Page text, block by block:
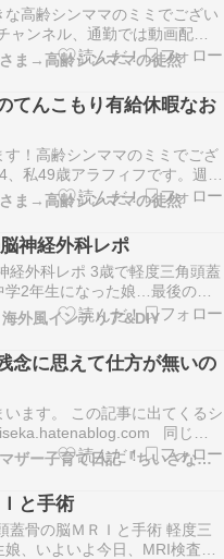
高齢シンママのミミでござい
ャンネル、通勤では動画配信
でがんがん見まくってます。最
マゾンプライムで見ていて、
いるのがNetflix（ネットフリッ
ナルドラマが多いこともあり
ま→高齢シンママの徒然
てんこもり有給休暇なお
す！高齢シンママのミミでござ
、私49歳アラフィフです。週2
は、東京都内に出るのではなく
別の関東の県に2時間かけて行
で途中下車は数ヶ月に一度、デ
買うくらいで地下鉄から地下
ま→高齢シンママの徒然
神経外科レポ
経外科レポ 3歳で軽度三角頭蓋
学2年生になった娘…最後の脳
！『中学生 脳ＭＲＩと手術』中
の脳ＭＲＩと手術 軽度三角頭
よいよ今日、MRI検査『【反抗
術と瀕死のシンママ』反抗期中
外風インテリア&DIY
念に思えて仕方が無いの
います。 この記事に出てくるシ
同じ団
歩いている姿をよく見かけま
もよく見かけるようになりまし
すぎるママさんを見ると、後
て生きている…
シングルマザー子育て日記『ちいさな世界』
と手術
蓋骨の脳ＭＲＩと手術 軽度三
娘、いよいよ今日、MRI検査